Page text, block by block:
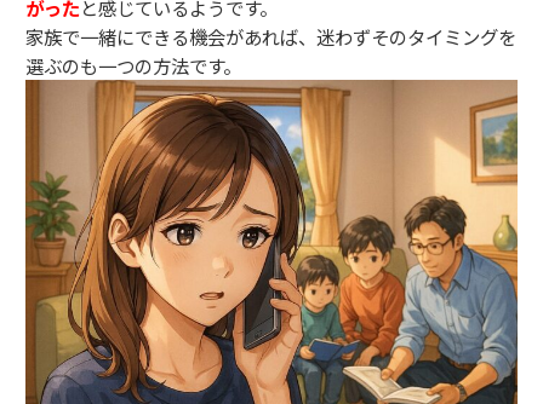
がったと感じているようです。
家族で一緒にできる機会があれば、迷わずそのタイミングを
選ぶのも一つの方法です。